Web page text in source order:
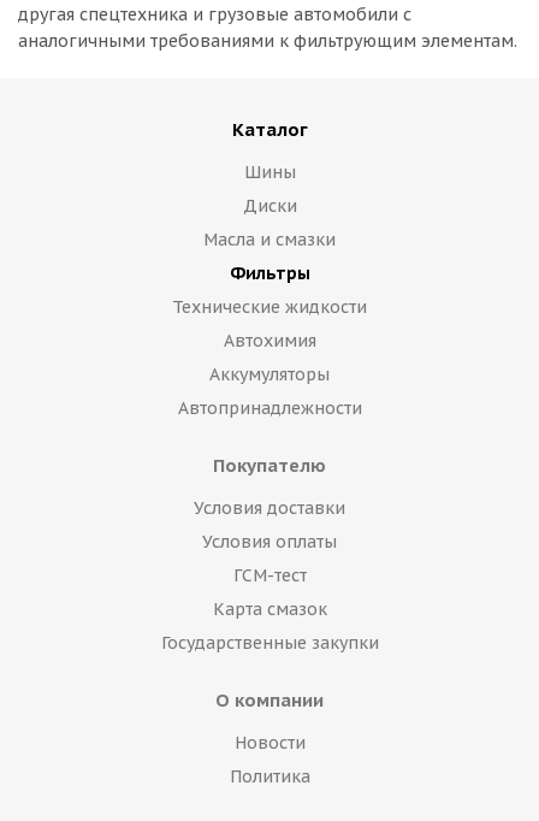
другая спецтехника и грузовые автомобили с
аналогичными требованиями к фильтрующим элементам.
Каталог
Шины
Диски
Масла и смазки
Фильтры
Технические жидкости
Автохимия
Аккумуляторы
Автопринадлежности
Покупателю
Условия доставки
Условия оплаты
ГСМ-тест
Карта смазок
Государственные закупки
О компании
Новости
Политика